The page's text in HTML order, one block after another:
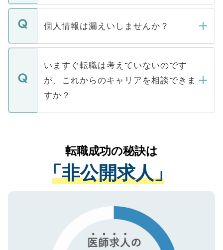
ません。
■応募殺到を避けるため 人気のある医療機
関を公にしてしまうと、応募が殺到する場
に、医療機関が求める条件に合った人材の
みを人材紹介会社に依頼するケースが増え
ています。
転職・入職を強要することは一切ありませ
ん。また、仮に応募先から内定をいただい
定を承諾する必要はありません。内定先へ
の辞退の連絡はキャリアパートナーが行い
個人情報は漏えいしませんか？
個人情報が漏えいすることはありませんの
で、ご安心ください。当サイトからの登録
などで収集したご登録者様の個人情報は、
ご本人のキャリアアップおよび転職活動の
支援を目的に使用いたします。お預かりし
ているすべての個人データはご本人の許可
は、個人情報の取り扱いについての厳密な
管理基準を満たした事業者のみに付与され
る、プライバシーマークを取得済みです。
で、機密保持に関してもご安心ください。
いますぐ転職は考えていないのです
が、これからのキャリアを相談できま
すか？
かがいして、現在の医療機関の状況や紹介
経験をまじえながら、適切なアドバイスを
させていただきます。すぐにご転職をされ
ない方には、長期的なサポートが可能です
ので、まずはご登録ください。
転職成功の秘訣は
「非公開求人」